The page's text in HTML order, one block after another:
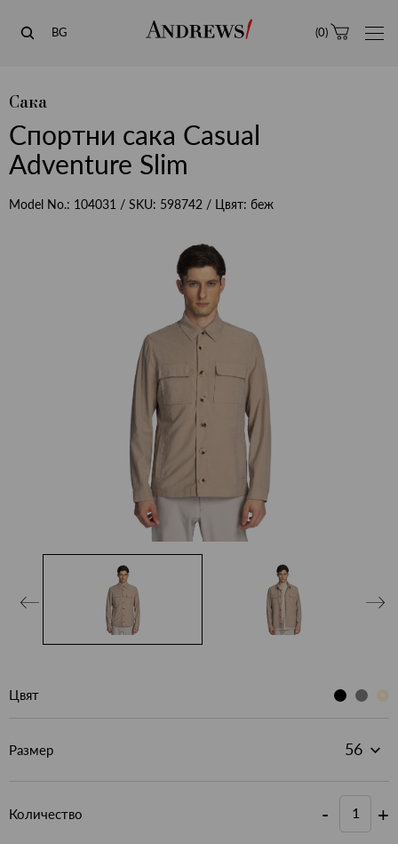
Andrews
BG (0)
Сака
Спортни сака Casual
Adventure Slim
Model No.: 104031 / SKU: 598742 / Цвят: беж
Цвят
Размер
Количество - +